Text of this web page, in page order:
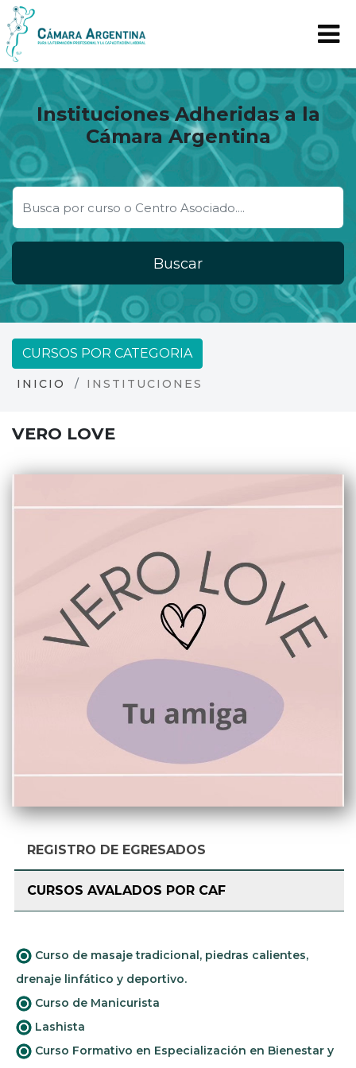
Instituciones Adheridas a la
Cámara Argentina
Buscar
CURSOS POR CATEGORIA
INICIO INSTITUCIONES
VERO LOVE
REGISTRO DE EGRESADOS
CURSOS AVALADOS POR CAF
Curso de masaje tradicional, piedras calientes,
drenaje linfático y deportivo.
Curso de Manicurista
Lashista
Curso Formativo en Especialización en Bienestar y